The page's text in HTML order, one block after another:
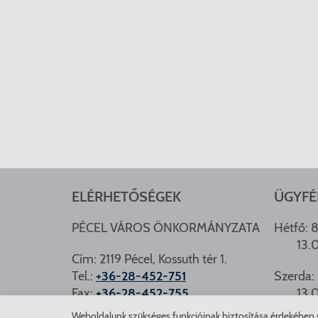
ELÉRHETŐSÉGEK
PÉCEL VÁROS ÖNKORMÁNYZATA
Cím: 2119 Pécel, Kossuth tér 1.
Tel.: +36-28-452-751
Fax:+36-28-452-755
e-mail:
hivatal@pecel.hu
Hétfő: